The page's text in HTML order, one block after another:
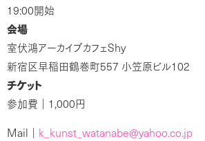
19:00開始
会場
室伏鴻アーカイブカフェShy
新宿区早稲田鶴巻町557 小笠原ビル102
チケット
参加費｜ 1,000円
Mail ｜ k kunst watanabe@yahoo.co.jp